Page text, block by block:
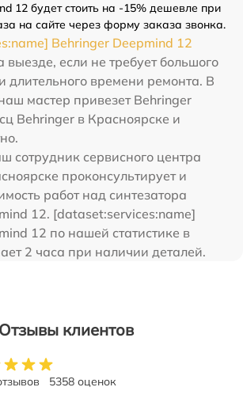
12 будет стоить на -15% дешевле при
на сайте через форму заказа звонка.
Behringer Deepmind 12
выезде, если не требует большого
длительного времени ремонта. В
мастер привезет Behringer
Behringer в Красноярске и
сотрудник сервисного центра
проконсультирует и
работ над синтезатора
12. [dataset:services:name]
12 по нашей статистике в
2 часа при наличии деталей.
Отзывы клиентов
5358 оценок